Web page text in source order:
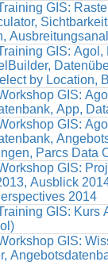
GIS:
GIS:
by Location,
GIS:
App,
GIS:
Parcs Data
GIS:
Ausblick
2014
Online - Cours ArcGIS
GIS: